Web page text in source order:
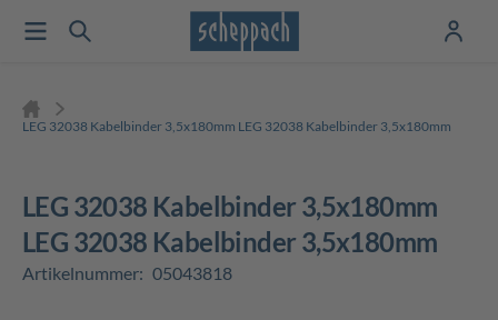
LEG 32038 Kabelbinder 3,5x180mm LEG 32038 Kabelbinder 3,5x180mm
LEG 32038 Kabelbinder 3,5x180mm
LEG 32038 Kabelbinder 3,5x180mm
Artikelnummer: 05043818